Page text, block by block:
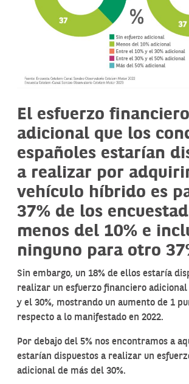
El esfuerzo financiero
adicional que los
españoles estarían
a realizar por
vehículo híbrido es
37% de los
menos del 10% e
ninguno para otro
Sin embargo, un 18% de ellos estaría
realizar un esfuerzo financiero adicional
y el 30%, mostrando un aumento de 1
respecto a lo manifestado en 2022.
Por debajo del 5% nos encontramos a
estarían dispuestos a realizar un
adicional de más del 30%.